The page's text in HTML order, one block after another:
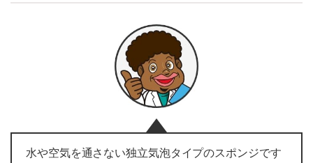
水や空気を通さない独立気泡タイプのスポンジです